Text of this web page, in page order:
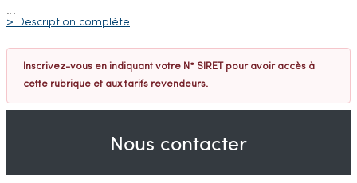
…
> Description complète
Inscrivez-vous en indiquant votre N° SIRET pour avoir accès à
cette rubrique et aux tarifs revendeurs.
Nous contacter